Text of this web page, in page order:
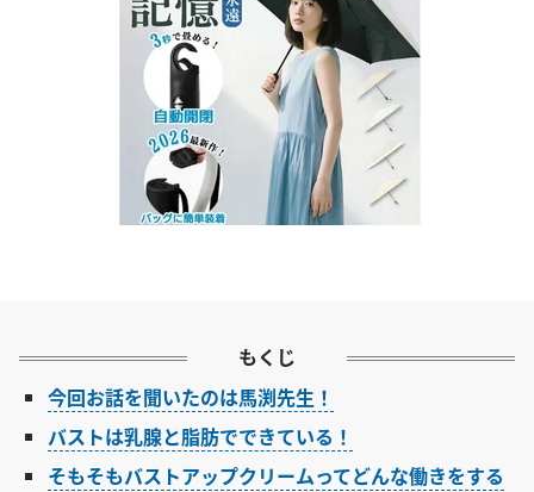
もくじ
今回お話を聞いたのは馬渕先生！
バストは乳腺と脂肪でできている！
そもそもバストアップクリームってどんな働きをする